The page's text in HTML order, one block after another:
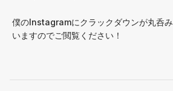
僕のInstagramにクラックダウンが丸呑
いますのでご閲覧ください！